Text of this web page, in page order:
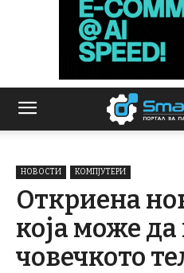
НОВОСТИ КОМПЈУТЕРИ
Откриена
која може да
човечкото